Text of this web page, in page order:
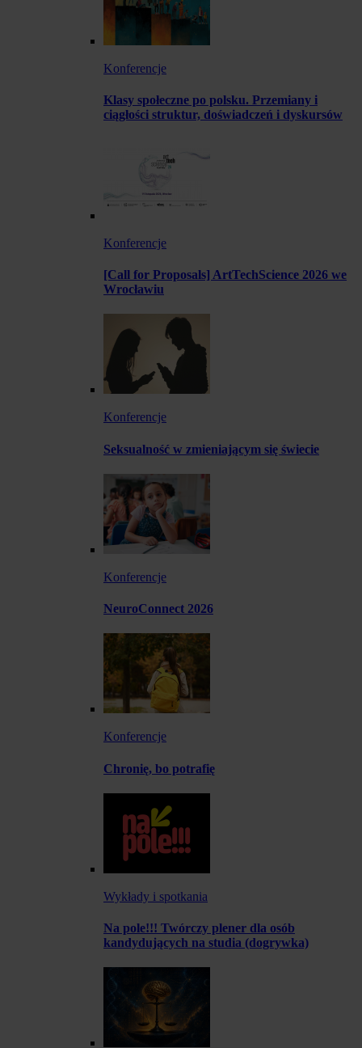
Konferencje
Klasy społeczne po polsku. Przemiany i
ciągłości struktur, doświadczeń i dyskursów
Konferencje
[Call for Proposals] ArtTechScience 2026 we
Wrocławiu
Konferencje
Seksualność w zmieniającym się świecie
Konferencje
NeuroConnect 2026
Konferencje
Chronię, bo potrafię
Wykłady i spotkania
Na pole!!! Twórczy plener dla osób
kandydujących na studia (dogrywka)